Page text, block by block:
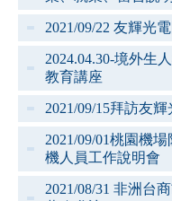
2021/09/22 友輝光
2024.04.30-境外生
教育講座
2021/09/15拜訪友輝
2021/09/01桃園機
機人員工作說明會
2021/08/31 非洲台